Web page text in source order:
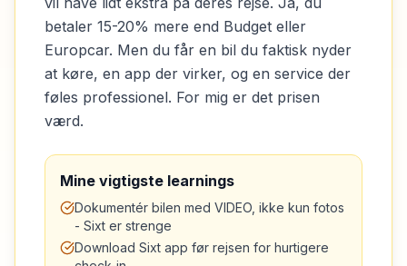
betaler 15-20% mere end Budget eller
Europcar. Men du får en bil du faktisk nyder
at køre, en app der virker, og en service der
føles professionel. For mig er det prisen
værd.
Mine vigtigste learnings
Dokumentér bilen med VIDEO, ikke kun fotos
- Sixt er strenge
Download Sixt app før rejsen for hurtigere